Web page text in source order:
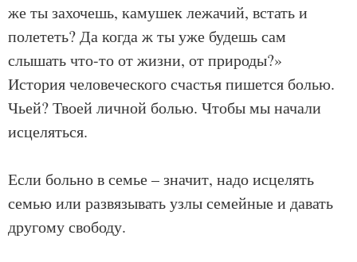
же ты захочешь, камушек лежачий, встать и
полететь? Да когда ж ты уже будешь сам
слышать что-то от жизни, от природы?»
История человеческого счастья пишется болью.
Чьей? Твоей личной болью. Чтобы мы начали
исцеляться.
Если больно в семье – значит, надо исцелять
семью или развязывать узлы семейные и давать
другому свободу.